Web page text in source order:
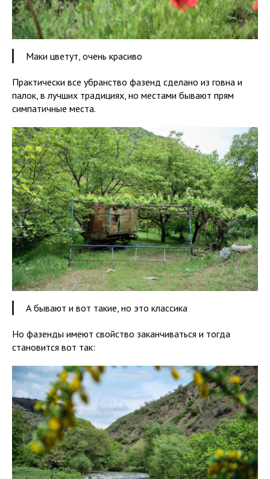
Маки цветут, очень красиво
Практически все убранство фазенд сделано из говна и
палок, в лучших традициях, но местами бывают прям
симпатичные места.
А бывают и вот такие, но это классика
Но фазенды имеют свойство заканчиваться и тогда
становится вот так: